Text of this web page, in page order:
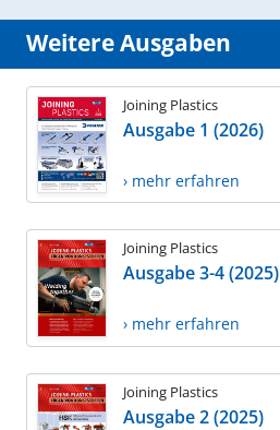
Weitere Ausgaben
Joining Plastics
Ausgabe 1 (2026)
› mehr erfahren
Joining Plastics
Ausgabe 3-4 (2025)
› mehr erfahren
Joining Plastics
Ausgabe 2 (2025)